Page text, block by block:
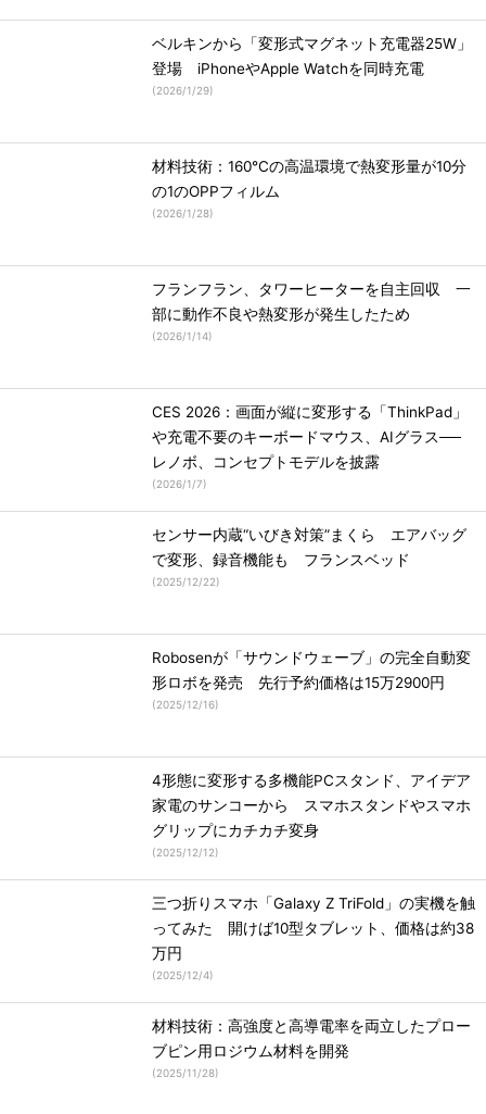
ベルキンから「変形式マグネット充電器25W」
登場 iPhoneやApple Watchを同時充電
(2026/1/29)
材料技術：160℃の高温環境で熱変形量が10分
の1のOPPフィルム
(2026/1/28)
フランフラン、タワーヒーターを自主回収 一
部に動作不良や熱変形が発生したため
(2026/1/14)
CES 2026：画面が縦に変形する「ThinkPad」
や充電不要のキーボードマウス、AIグラス──
レノボ、コンセプトモデルを披露
(2026/1/7)
センサー内蔵“いびき対策”まくら エアバッグ
で変形、録音機能も フランスベッド
(2025/12/22)
Robosenが「サウンドウェーブ」の完全自動変
形ロボを発売 先行予約価格は15万2900円
(2025/12/16)
4形態に変形する多機能PCスタンド、アイデア
家電のサンコーから スマホスタンドやスマホ
グリップにカチカチ変身
(2025/12/12)
三つ折りスマホ「Galaxy Z TriFold」の実機を触
ってみた 開けば10型タブレット、価格は約38
万円
(2025/12/4)
材料技術：高強度と高導電率を両立したプロー
ブピン用ロジウム材料を開発
(2025/11/28)